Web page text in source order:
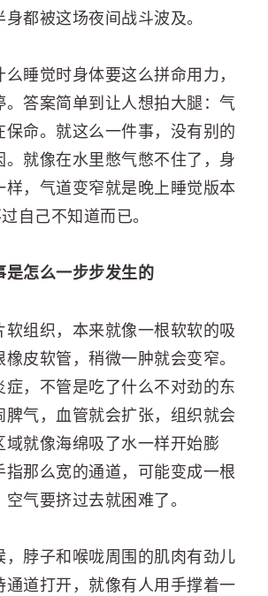
都被这场夜间战斗波及。
睡觉时身体要这么拼命用力，
。答案简单到让人想拍大腿：气
保命。就这么一件事，没有别的
。就像在水里憋气憋不住了，身
样，气道变窄就是晚上睡觉版本
自己不知道而已。
是怎么一步步发生的
软组织，本来就像一根软软的吸
皮软管，稍微一肿就会变窄。
症，不管是吃了什么不对劲的东
脾气，血管就会扩张，组织就会
域就像海绵吸了水一样开始膨
指那么宽的通道，可能变成一根
气要挤过去就困难了。
，脖子和喉咙周围的肌肉有劲儿
通道打开，就像有人用手撑着一